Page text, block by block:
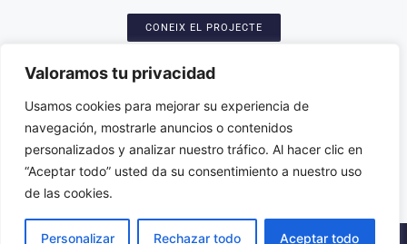
Valoramos tu privacidad
Usamos cookies para mejorar su experiencia de
navegación, mostrarle anuncios o contenidos
personalizados y analizar nuestro tráfico. Al hacer clic en
“Aceptar todo” usted da su consentimiento a nuestro uso
de las cookies.
Personalizar Rechazar todo Aceptar todo
CONEIX EL PROJECTE
Platja de Calafell. 43820
Seu: Carretera del Sanatori, 3
Amarres de les llatines: plaça del port
Varador dels patins: trajo de l'Espineta
associacio@paticatalacalafell.cat
2026 © ·Política de Privacitat·Avis Legal·Declaració